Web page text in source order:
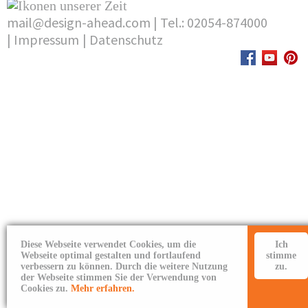
mail@design-ahead.com | Tel.: 02054-874000
| Impressum | Datenschutz
Diese Webseite verwendet Cookies, um die
Webseite optimal gestalten und fortlaufend
verbessern zu können. Durch die weitere Nutzung
der Webseite stimmen Sie der Verwendung von
Cookies zu. Mehr erfahren.
Ich
stimme
zu.